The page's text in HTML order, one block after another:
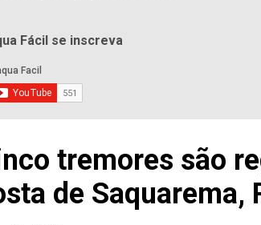
Fácil se inscreva
tremores são
de Saquarema,